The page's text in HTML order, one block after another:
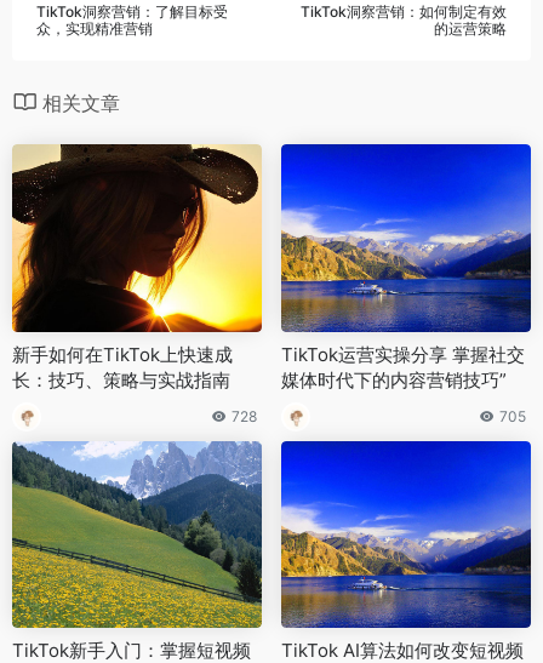
TikTok洞察营销：了解目标受
众，实现精准营销
TikTok洞察营销：如何制定有效
的运营策略
相关文章
新手如何在TikTok上快速成
长：技巧、策略与实战指南
728
TikTok运营实操分享 掌握社交
媒体时代下的内容营销技巧”
705
TikTok新手入门：掌握短视频
TikTok AI算法如何改变短视频